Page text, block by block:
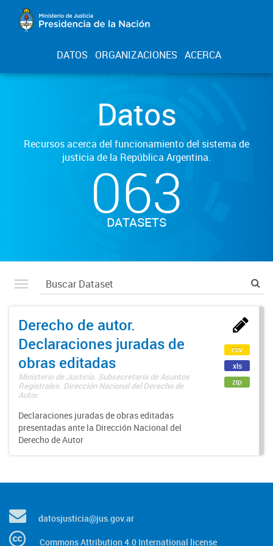
DATOS ORGANIZACIONES ACERCA
Datos
Recursos acerca del funcionamiento del sistema de
justicia de la República Argentina.
063
DATASETS
Derecho de autor.
Declaraciones juradas de
obras editadas
Ministerio de Justicia. Subsecretaría de Asuntos
Registrales. Dirección Nacional del Derecho de
Autor
Declaraciones juradas de obras editadas
presentadas ante la Dirección Nacional del
Derecho de Autor
csv
xls
zip
datosjusticia@jus.gov.ar
Commons Attribution 4.0 International license